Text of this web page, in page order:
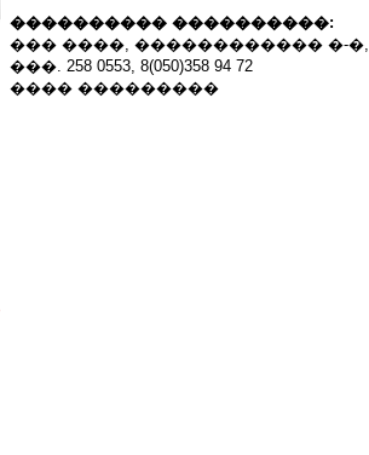
���������� ����������:
��� ����, ������������ �-�,
���. 258 0553, 8(050)358 94 72
���� ���������